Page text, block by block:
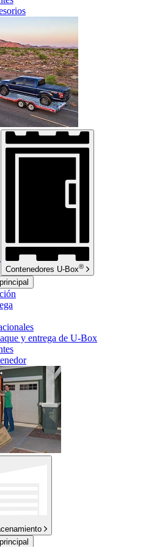
Contenedores U-Box®
y entrega de U-Box